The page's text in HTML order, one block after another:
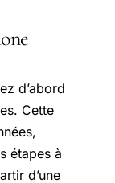
d’abord
Cette
étapes à
d’une